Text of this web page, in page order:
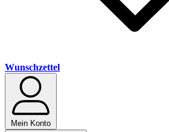
Wunschzettel
Mein Konto